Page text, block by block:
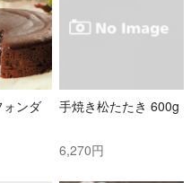
ンダ
手焼き松たたき 600g
6,270円